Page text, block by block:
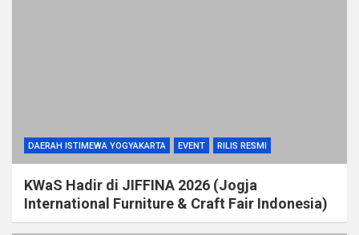
DAERAH ISTIMEWA YOGYAKARTA EVENT RILIS RESMI
KWaS Hadir di JIFFINA 2026 (Jogja
International Furniture & Craft Fair Indonesia)